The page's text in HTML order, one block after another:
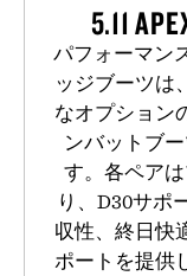
5.11
パフォーマン
ッジブーツは
なオプション
ンバットブ
す。各ペア
り、D30サポ
収性、終日快
ポートを提供